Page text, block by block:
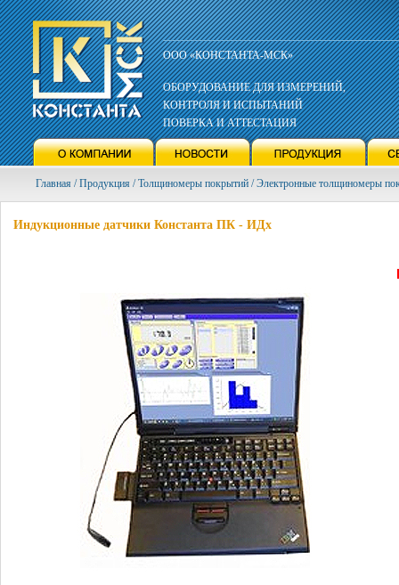
ООО «КОНСТАНТА-МСК»
ОБОРУДОВАНИЕ ДЛЯ ИЗМЕРЕНИЙ,
КОНТРОЛЯ И ИСПЫТАНИЙ
ПОВЕРКА И АТТЕСТАЦИЯ
Главная / Продукция / Толщиномеры покрытий / Электронные толщиномеры
Индукционные датчики Константа ПК - ИДх